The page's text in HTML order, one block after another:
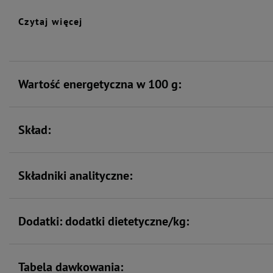
Czytaj więcej
Wartość energetyczna w 100 g:
Skład:
Składniki analityczne:
Dodatki: dodatki dietetyczne/kg:
Tabela dawkowania: